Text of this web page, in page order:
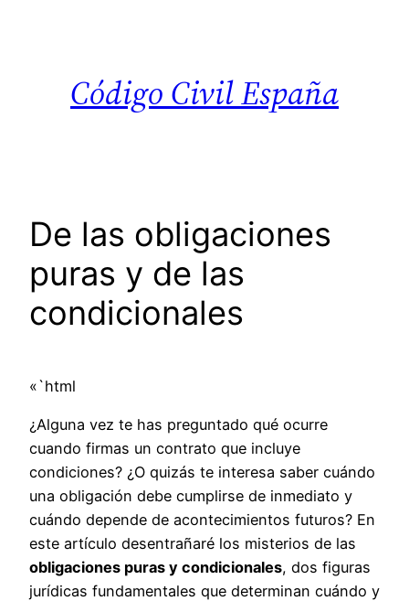
Código Civil España
De las obligaciones
puras y de las
condicionales
«`html
¿Alguna vez te has preguntado qué ocurre
cuando firmas un contrato que incluye
condiciones? ¿O quizás te interesa saber cuándo
una obligación debe cumplirse de inmediato y
cuándo depende de acontecimientos futuros? En
este artículo desentrañaré los misterios de las
obligaciones puras y condicionales, dos figuras
jurídicas fundamentales que determinan cuándo y